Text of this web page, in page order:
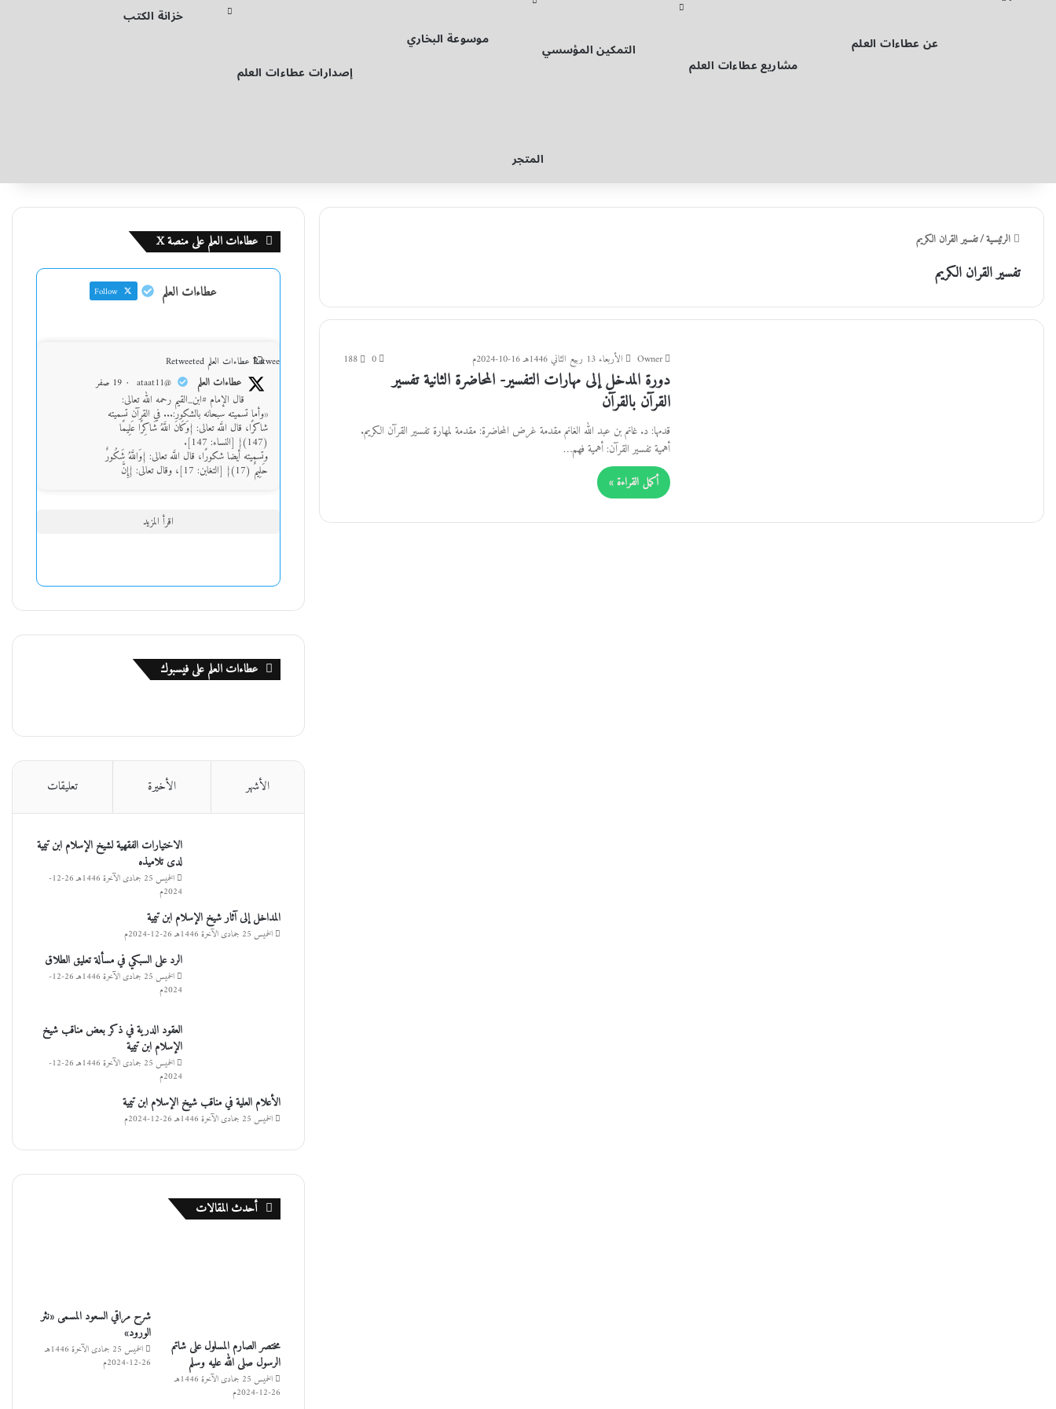
عن عطاءات العلم
مشاريع عطاءات العلم
التمكين المؤسسي
موسوعة البخاري
إصدارات عطاءات العلم
خزانة الكتب
المتجر
الرئيسية/تفسير القران الكريم
تفسير القران الكريم
Owner الأربعاء 13 ربيع الثاني 1446هـ 16-10-2024م 0
188
دورة المدخل إلى مهارات التفسير- المحاضرة الثانية تفسير
القرآن بالقرآن
قدمها: د. غانم بن عبد الله الغانم مقدمة غرض المحاضرة: مقدمة لمهارة تفسير القرآن الكريم.
أهمية تفسير القرآن: أهمية فهم…
أكمل القراءة »
عطاءات العلم على منصة X
عطاءات العلم
Retweet on Twitter عطاءات العلم Retweeted
عطاءات العلم @ataat11
· 19 صفر
قال الإمام #ابن_القيم رحمه الله تعالى:
«وأما تسميته سبحانه بالشكور:... في القرآن تسميته
شاكرًا، قال اللَّه تعالى: {وَكَانَ اللَّهُ شَاكِرًا عَلِيمًا
(147)} [النساء: 147].
وتسميته أيضا شكورًا، قال اللَّه تعالى: {وَاللَّهُ شَكُورٌ
حَلِيمٌ (17)} [التغابن: 17]، وقال تعالى: {إِنَّ
اقرأ المزيد
عطاءات العلم على فيسبوك
الأشهر الأخيرة تعليقات
الاختيارات الفقهية لشيخ الإسلام ابن تيمية
لدى تلاميذه
الخميس 25 جمادى الآخرة 1446هـ 26-12-
2024م
المداخل إلى آثار شيخ الإسلام ابن تيمية
الخميس 25 جمادى الآخرة 1446هـ 26-12-2024م
الرد على السبكي في مسألة تعليق الطلاق
الخميس 25 جمادى الآخرة 1446هـ 26-12-
2024م
العقود الدرية في ذكر بعض مناقب شيخ
الإسلام ابن تيمية
الخميس 25 جمادى الآخرة 1446هـ 26-12-
2024م
الأعلام العلية في مناقب شيخ الإسلام ابن تيمية
الخميس 25 جمادى الآخرة 1446هـ 26-12-2024م
أحدث المقالات
مختصر الصارم المسلول على شاتم
الرسول صلى الله عليه وسلم
الخميس 25 جمادى الآخرة 1446هـ
26-12-2024م
شرح مراقي السعود المسمى «نثر
الورود»
الخميس 25 جمادى الآخرة 1446هـ
26-12-2024م